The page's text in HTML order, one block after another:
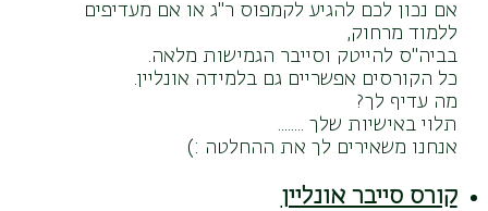
אם נכון לכם להגיע לקמפוס ר"ג או אם מעדיפים
ללמוד מרחוק,
בביה"ס להייטק וסייבר הגמישות מלאה.
כל הקורסים אפשריים גם בלמידה אונליין.
מה עדיף לך?
תלוי באישיות שלך ........
אנחנו משאירים לך את ההחלטה :)
קורס סייבר אונליין